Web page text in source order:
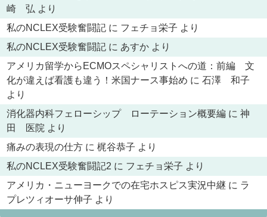
崎 弘 より
私のNCLEX受験奮闘記 に フェチョ栄子 より
私のNCLEX受験奮闘記 に あすか より
アメリカ留学からECMOスペシャリストへの道：前編 文
化が違えば看護も違う！米国ナース事始め に 石澤 和子
より
消化器内科フェローシップ ローテーション概要編 に 神
田 医院 より
痛みの表現の仕方 に 梶谷恭子 より
私のNCLEX受験奮闘記2 に フェチョ栄子 より
アメリカ・ニューヨークでの在宅ホスピス実況中継 に ラ
プレツィオーサ伸子 より